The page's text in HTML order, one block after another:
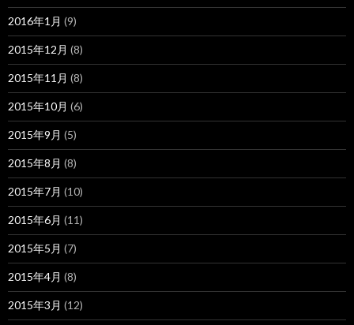
2016年1月 (9)
2015年12月 (8)
2015年11月 (8)
2015年10月 (6)
2015年9月 (5)
2015年8月 (8)
2015年7月 (10)
2015年6月 (11)
2015年5月 (7)
2015年4月 (8)
2015年3月 (12)